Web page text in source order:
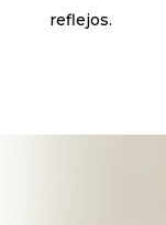
reflejos.